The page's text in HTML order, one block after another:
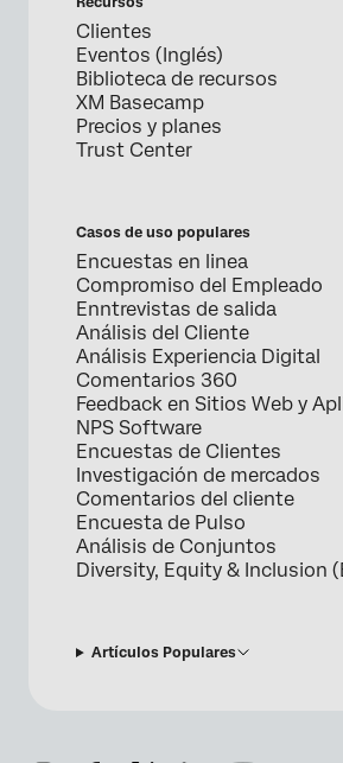
Clientes
Eventos (Inglés)
Biblioteca de recursos
XM Basecamp
Precios y planes
Trust Center
Casos de uso populares
Encuestas en linea
Compromiso del Empleado
Enntrevistas de salida
Análisis del Cliente
Análisis Experiencia Digital
Comentarios 360
Feedback en Sitios Web y
NPS Software
Encuestas de Clientes
Investigación de mercados
Comentarios del cliente
Encuesta de Pulso
Análisis de Conjuntos
Diversity, Equity & Inclusion
Artículos Populares